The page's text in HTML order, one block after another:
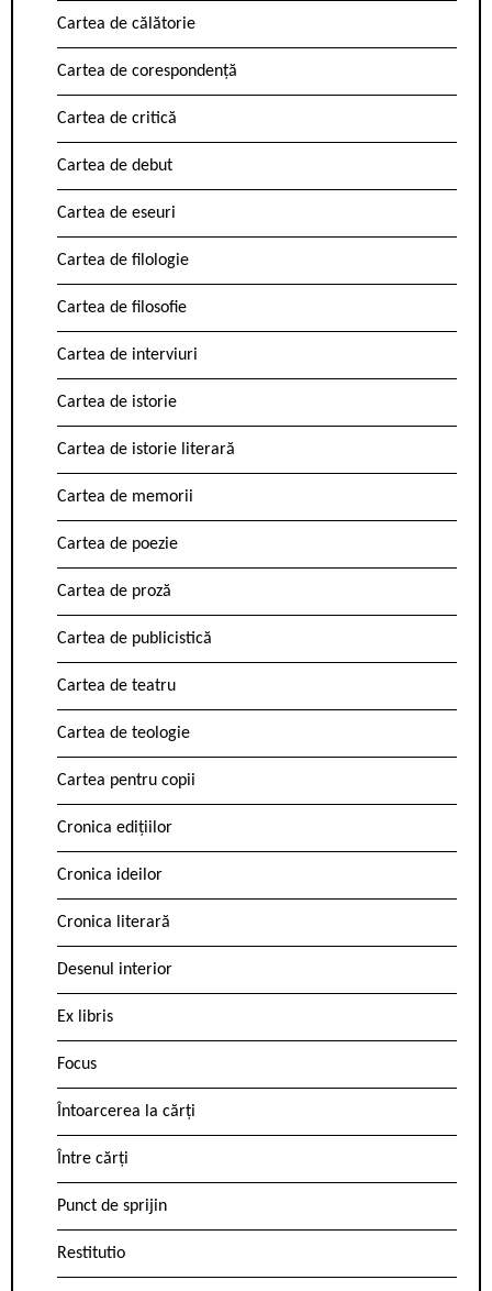
Cartea de călătorie
Cartea de corespondență
Cartea de critică
Cartea de debut
Cartea de eseuri
Cartea de filologie
Cartea de filosofie
Cartea de interviuri
Cartea de istorie
Cartea de istorie literară
Cartea de memorii
Cartea de poezie
Cartea de proză
Cartea de publicistică
Cartea de teatru
Cartea de teologie
Cartea pentru copii
Cronica edițiilor
Cronica ideilor
Cronica literară
Desenul interior
Ex libris
Focus
Întoarcerea la cărți
Între cărți
Punct de sprijin
Restitutio